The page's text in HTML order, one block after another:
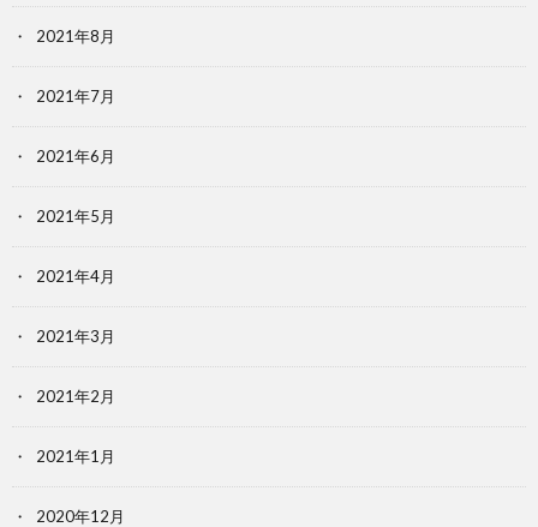
2021年8月
2021年7月
2021年6月
2021年5月
2021年4月
2021年3月
2021年2月
2021年1月
2020年12月